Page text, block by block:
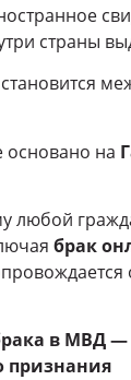
страны
основано на
любой
брак
в МВД
признания